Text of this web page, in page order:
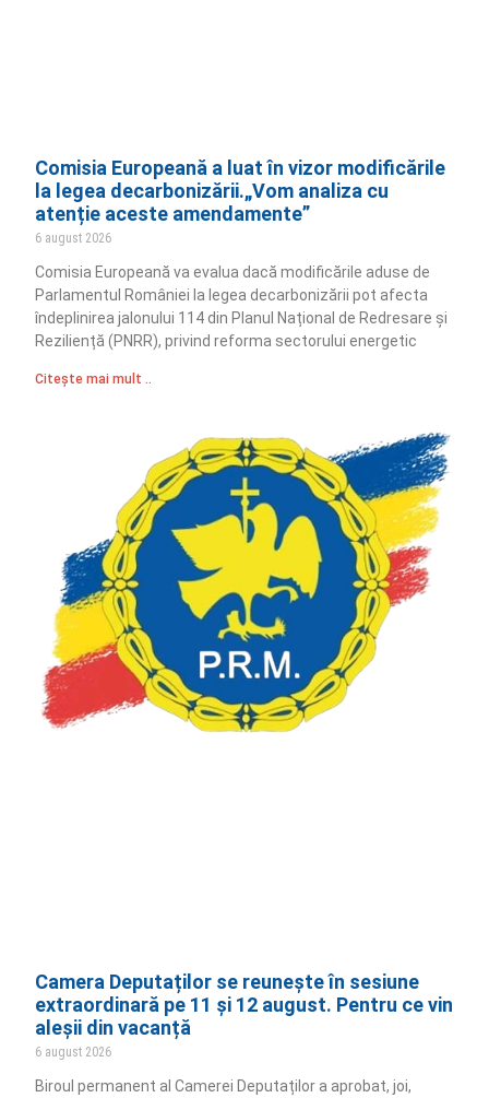
Comisia Europeană a luat în vizor modificările
la legea decarbonizării.„Vom analiza cu
atenție aceste amendamente”
6 august 2026
Comisia Europeană va evalua dacă modificările aduse de
Parlamentul României la legea decarbonizării pot afecta
îndeplinirea jalonului 114 din Planul Național de Redresare și
Reziliență (PNRR), privind reforma sectorului energetic
Citește mai mult ..
Camera Deputaților se reunește în sesiune
extraordinară pe 11 și 12 august. Pentru ce vin
aleșii din vacanță
6 august 2026
Biroul permanent al Camerei Deputaților a aprobat, joi,